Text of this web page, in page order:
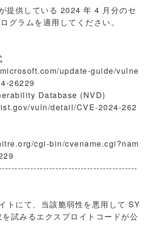
供している 2024 年 4 月分のセ
グラムを適用してください。
update-guide/vulne
26229
Database (NVD)
vuln/detail/CVE-2024-262
cgi-bin/cvename.cgi?nam
トにて、当該脆弱性を悪用して SY
試みるエクスプロイトコードが公